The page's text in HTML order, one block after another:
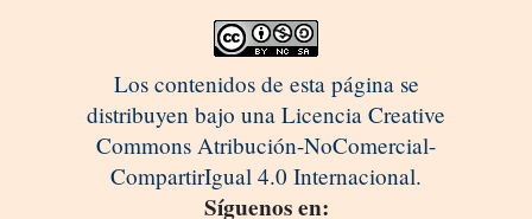
Los contenidos de esta página se
distribuyen bajo una Licencia Creative
Commons Atribución-NoComercial-
CompartirIgual 4.0 Internacional.
Síguenos en: